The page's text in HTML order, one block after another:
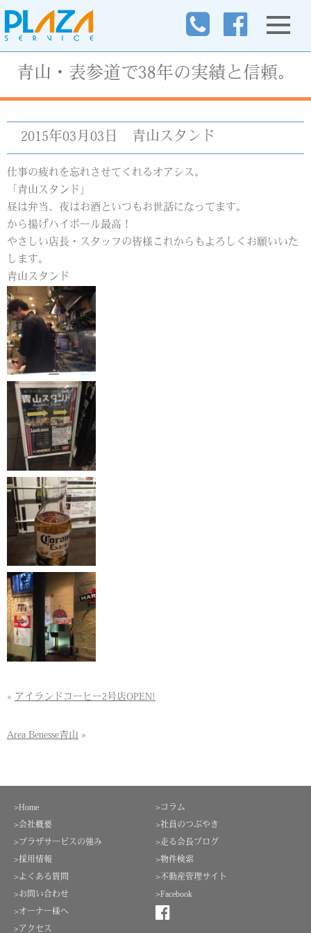
青山・表参道で38年の実績と信頼。
2015年03月03日 青山スタンド
仕事の疲れを忘れさせてくれるオアシス。
「青山スタンド」
昼は弁当、夜はお酒といつもお世話になってます。
から揚げハイボール最高！
やさしい店長・スタッフの皆様これからもよろしくお願いいた
します。
青山スタンド
« アイランドコーヒー2号店OPEN!
Area Benesse青山 »
>コラム
>社員のつぶやき
>走る会長ブログ
>物件検索
>不動産管理サイト
>Facebook
>Home
>会社概要
>プラザサービスの強み
>採用情報
>よくある質問
>お問い合わせ
>オーナー様へ
>アクセス